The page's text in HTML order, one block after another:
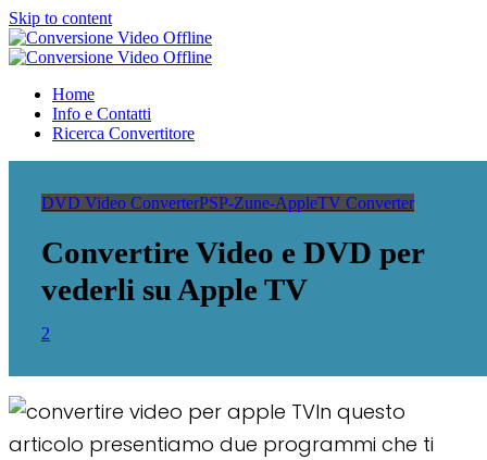
Skip to content
Conversione Video Offline
Video Converter Software
Home
Info e Contatti
Ricerca Convertitore
DVD Video ConverterPSP-Zune-AppleTV Converter
Convertire Video e DVD per
vederli su Apple TV
2
In questo
articolo presentiamo due programmi che ti